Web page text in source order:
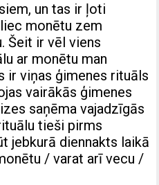
un tas ir ļoti
monētu zem
Šeit ir vēl viens
ar monētu man
ir viņas ģimenes rituāls
vairākās ģimenes
saņēma vajadzīgās
tieši pirms
jebkurā diennakts laikā
/ varat arī vecu /